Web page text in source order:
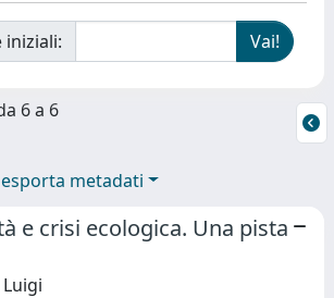
iniziali:
6 a 6
esporta metadati
e crisi ecologica. Una pista